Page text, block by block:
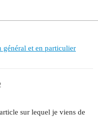
général et en particulier
sur lequel je viens de